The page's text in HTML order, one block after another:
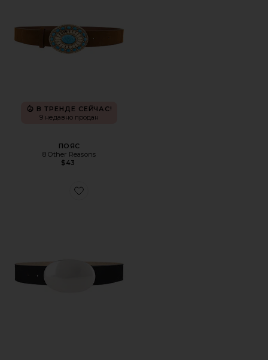
В ТРЕНДЕ СЕЙЧАС!
9 недавно продан
ПОЯС
8 Other Reasons
$43
Favorite ПОЯС MYRA